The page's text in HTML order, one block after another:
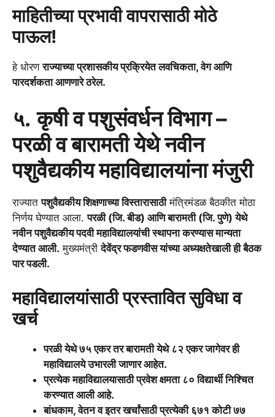
माहितीच्या प्रभावी वापरासाठी मोठे
पाऊल!
हे धोरणराज्याच्या प्रशासकीय प्रक्रियेत लवचिकता, वेग आणि
पारदर्शकता आणणारे ठरेल.
५. कृषी व पशुसंवर्धन विभाग –
परळी व बारामती येथे नवीन
पशुवैद्यकीय महाविद्यालयांना मंजुरी
राज्यातपशुवैद्यकीय शिक्षणाच्या विस्तारासाठीमंत्रिमंडळ बैठकीत मोठा
निर्णय घेण्यात आला.परळी (जि. बीड) आणि बारामती (जि. पुणे) येथे
नवीन पशुवैद्यकीय पदवी महाविद्यालयांची स्थापना करण्यास मान्यता
देण्यात आली. मुख्यमंत्रीदेवेंद्र फडणवीस यांच्या अध्यक्षतेखाली ही बैठक
पार पडली.
महाविद्यालयांसाठी प्रस्तावित सुविधा व
खर्च
परळी येथे ७५ एकर तर बारामती येथे ८२ एकर जागेवर ही
महाविद्यालये उभारली जाणार आहेत.
प्रत्येक महाविद्यालयासाठी प्रवेश क्षमता ८० विद्यार्थी निश्चित
करण्यात आली आहे.
बांधकाम, वेतन व इतर खर्चांसाठी प्रत्येकी ६७१ कोटी ७७